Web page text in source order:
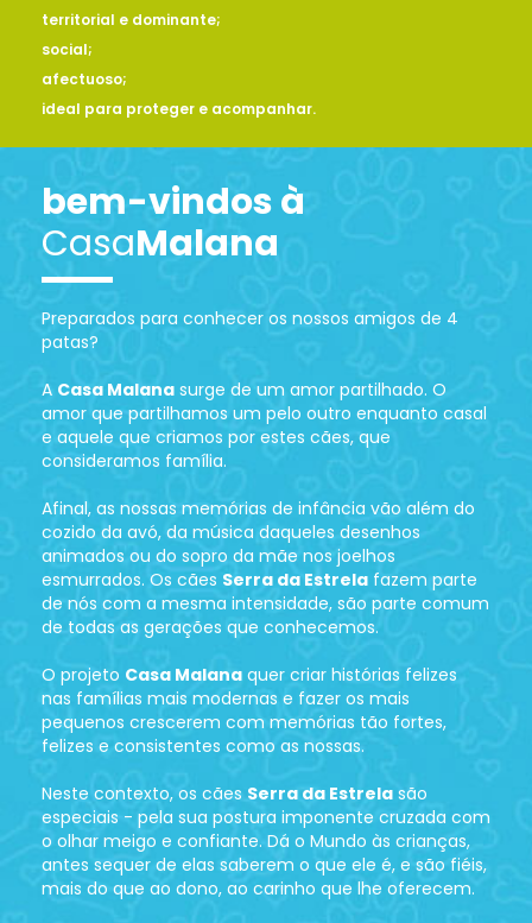
territorial e dominante;
social;
afectuoso;
ideal para proteger e acompanhar.
bem-vindos à
CasaMalana
Preparados para conhecer os nossos amigos de 4
patas?
A Casa Malana surge de um amor partilhado. O
amor que partilhamos um pelo outro enquanto casal
e aquele que criamos por estes cães, que
consideramos família.
Afinal, as nossas memórias de infância vão além do
cozido da avó, da música daqueles desenhos
animados ou do sopro da mãe nos joelhos
esmurrados. Os cães Serra da Estrela fazem parte
de nós com a mesma intensidade, são parte comum
de todas as gerações que conhecemos.
O projeto Casa Malana quer criar histórias felizes
nas famílias mais modernas e fazer os mais
pequenos crescerem com memórias tão fortes,
felizes e consistentes como as nossas.
Neste contexto, os cãesSerra da Estrela são
especiais - pela sua postura imponente cruzada com
o olhar meigo e confiante. Dá o Mundo às crianças,
antes sequer de elas saberem o que ele é, e são fiéis,
mais do que ao dono, ao carinho que lhe oferecem.